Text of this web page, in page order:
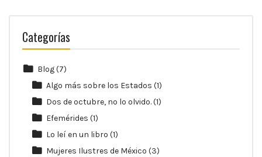
Categorías
Blog(7)
Algo más sobre los Estados (1)
Dos de octubre, no lo olvido.(1)
Efemérides (1)
Lo leí en un libro (1)
Mujeres Ilustres de México (3)